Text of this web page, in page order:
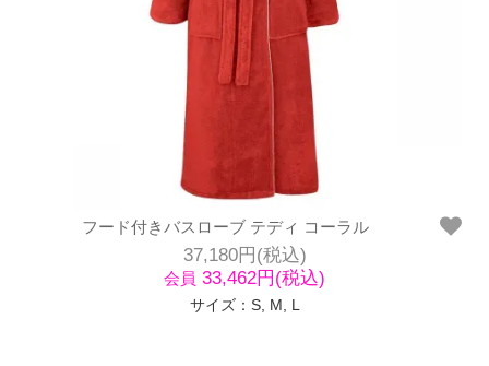
フード付きバスローブ テディ コーラル
37,180円(税込)
会員 33,462円(税込)
サイズ：S, M, L